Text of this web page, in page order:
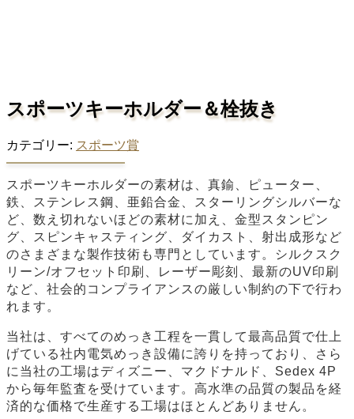
スポーツキーホルダー＆栓抜き
カテゴリー: スポーツ賞
スポーツキーホルダーの素材は、真鍮、ピューター、
鉄、ステンレス鋼、亜鉛合金、スターリングシルバーな
ど、数え切れないほどの素材に加え、金型スタンピン
グ、スピンキャスティング、ダイカスト、射出成形など
のさまざまな製作技術も専門としています。シルクスク
リーン/オフセット印刷、レーザー彫刻、最新のUV印刷
など、社会的コンプライアンスの厳しい制約の下で行わ
れます。
当社は、すべてのめっき工程を一貫して最高品質で仕上
げている社内電気めっき設備に誇りを持っており、さら
に当社の工場はディズニー、マクドナルド、Sedex 4P
から毎年監査を受けています。高水準の品質の製品を経
済的な価格で生産する工場はほとんどありません。